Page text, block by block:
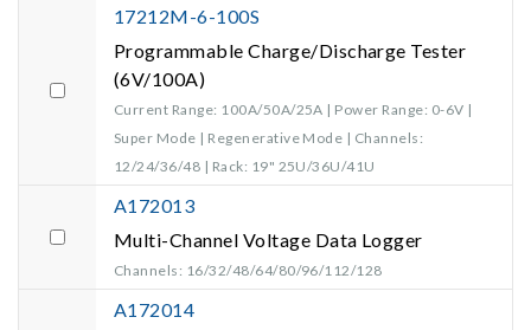
17212M-6-100S
Programmable Charge/Discharge Tester
(6V/100A)
Current Range: 100A/50A/25A | Power Range: 0-6V |
Super Mode | Regenerative Mode | Channels:
12/24/36/48 | Rack: 19" 25U/36U/41U
A172013
Multi-Channel Voltage Data Logger
Channels: 16/32/48/64/80/96/112/128
A172014